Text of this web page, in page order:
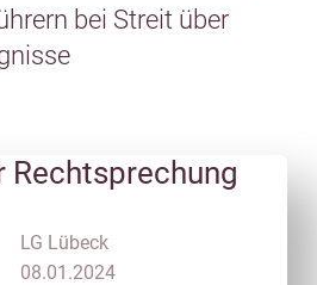
bei Streit über
Rechtsprechung
LG Lübeck
08.01.2024